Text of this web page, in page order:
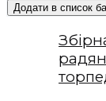
Додати в список